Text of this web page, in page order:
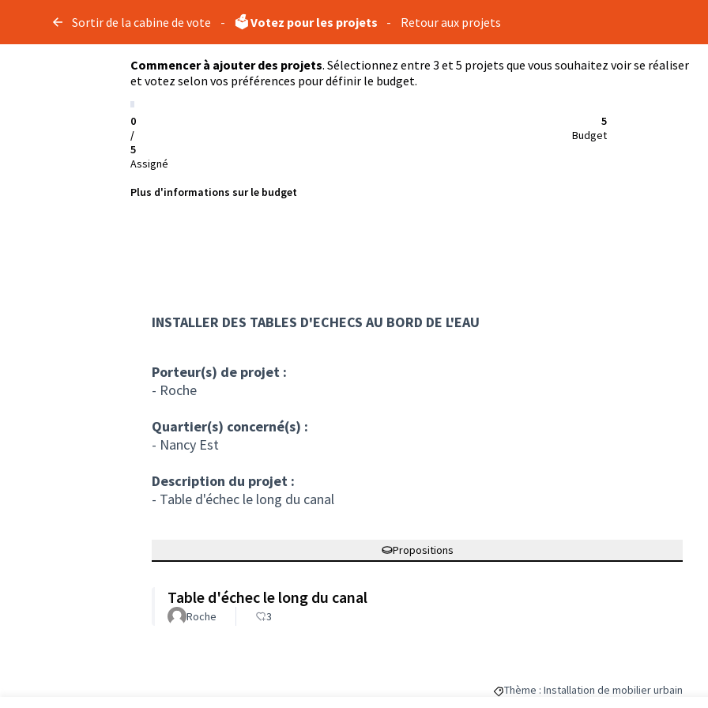
Sortir de la cabine de vote - 🗳️ Votez pour les projets - Retour aux projets
Commencer à ajouter des projets. Sélectionnez entre 3 et 5 projets que vous souhaitez voir se réaliser
et votez selon vos préférences pour définir le budget.
0
/
5
Assigné
5
Budget
Plus d'informations sur le budget
INSTALLER DES TABLES D'ECHECS AU BORD DE L'EAU
Porteur(s) de projet :
- Roche
Quartier(s) concerné(s) :
- Nancy Est
Description du projet :
- Table d'échec le long du canal
Propositions
Table d'échec le long du canal
Roche 3
Filtrer les résultats de la catégorie :
Thème : Installation de mobilier urbain